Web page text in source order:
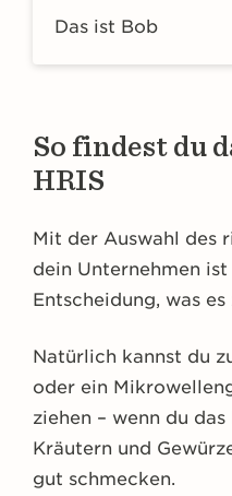
Das ist Bob
So findest du
HRIS
Mit der Auswahl des
dein Unternehmen
Entscheidung, was
Natürlich kannst du
oder ein
ziehen – wenn du
Kräutern und
gut schmecken.